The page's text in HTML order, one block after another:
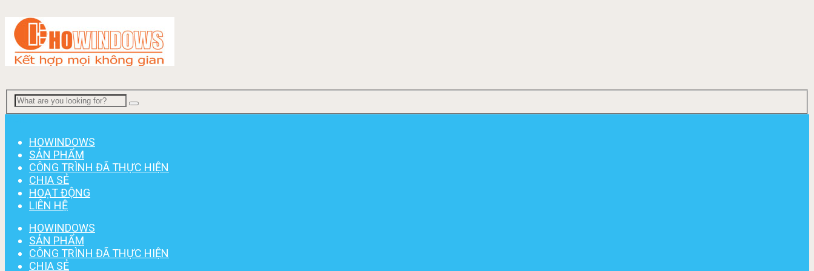
HOWINDOWS
SẢN PHẨM
CÔNG TRÌNH ĐÃ THỰC HIỆN
CHIA SẺ
HOẠT ĐỘNG
LIÊN HỆ
HOWINDOWS
SẢN PHẨM
CÔNG TRÌNH ĐÃ THỰC HIỆN
CHIA SẺ